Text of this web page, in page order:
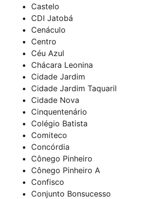
Castelo
CDI Jatobá
Cenáculo
Centro
Céu Azul
Chácara Leonina
Cidade Jardim
Cidade Jardim Taquaril
Cidade Nova
Cinquentenário
Colégio Batista
Comiteco
Concórdia
Cônego Pinheiro
Cônego Pinheiro A
Confisco
Conjunto Bonsucesso